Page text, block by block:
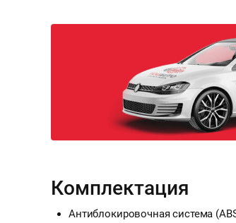
Комплектация
Антиблокировочная система